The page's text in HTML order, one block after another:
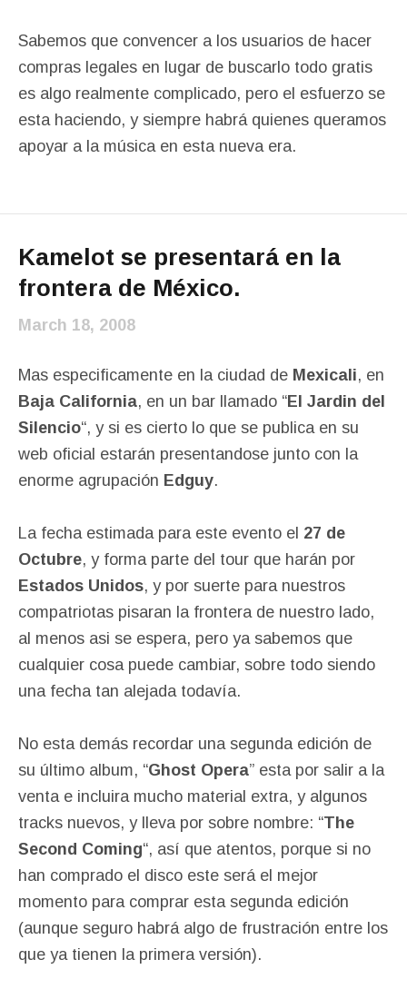
Sabemos que convencer a los usuarios de hacer
compras legales en lugar de buscarlo todo gratis
es algo realmente complicado, pero el esfuerzo se
esta haciendo, y siempre habrá quienes queramos
apoyar a la música en esta nueva era.
Kamelot se presentará en la
frontera de México.
March 18, 2008
Mas especificamente en la ciudad de Mexicali, en
Baja California, en un bar llamado “El Jardin del
Silencio“, y si es cierto lo que se publica en su
web oficial estarán presentandose junto con la
enorme agrupación Edguy.
La fecha estimada para este evento el 27 de
Octubre, y forma parte del tour que harán por
Estados Unidos, y por suerte para nuestros
compatriotas pisaran la frontera de nuestro lado,
al menos asi se espera, pero ya sabemos que
cualquier cosa puede cambiar, sobre todo siendo
una fecha tan alejada todavía.
No esta demás recordar una segunda edición de
su último album, “Ghost Opera” esta por salir a la
venta e incluira mucho material extra, y algunos
tracks nuevos, y lleva por sobre nombre: “The
Second Coming“, así que atentos, porque si no
han comprado el disco este será el mejor
momento para comprar esta segunda edición
(aunque seguro habrá algo de frustración entre los
que ya tienen la primera versión).